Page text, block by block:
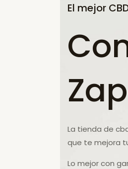
El mejor
La tienda de
que te mejora
Lo mejor con